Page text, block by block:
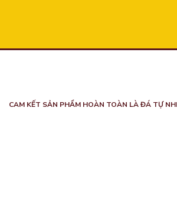
CAM KẾT SẢN PHẨM HOÀN TOÀN LÀ ĐÁ TỰ